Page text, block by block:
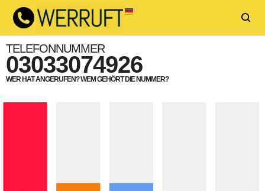
TELEFONNUMMER
03033074926
WER HAT ANGERUFEN? WEM GEHÖRT DIE NUMMER?